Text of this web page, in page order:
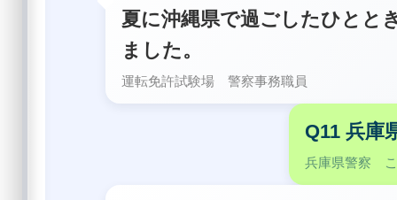
夏に沖縄県で過ごしたひとと
ました。
運転免許試験場 警察事務職員
Q11 兵庫
兵庫県警察